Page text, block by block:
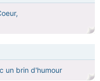
un brin d'humour